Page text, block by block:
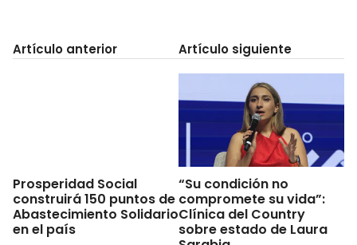
Artículo anterior
Prosperidad Social
construirá 150 puntos de
Abastecimiento Solidario
en el país
Artículo siguiente
“Su condición no
compromete su vida”:
Clínica del Country
sobre estado de Laura